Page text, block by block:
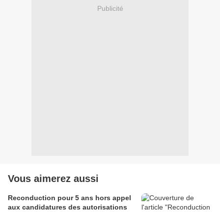
Publicité
Vous aimerez aussi
Reconduction pour 5 ans hors appel
aux candidatures des autorisations